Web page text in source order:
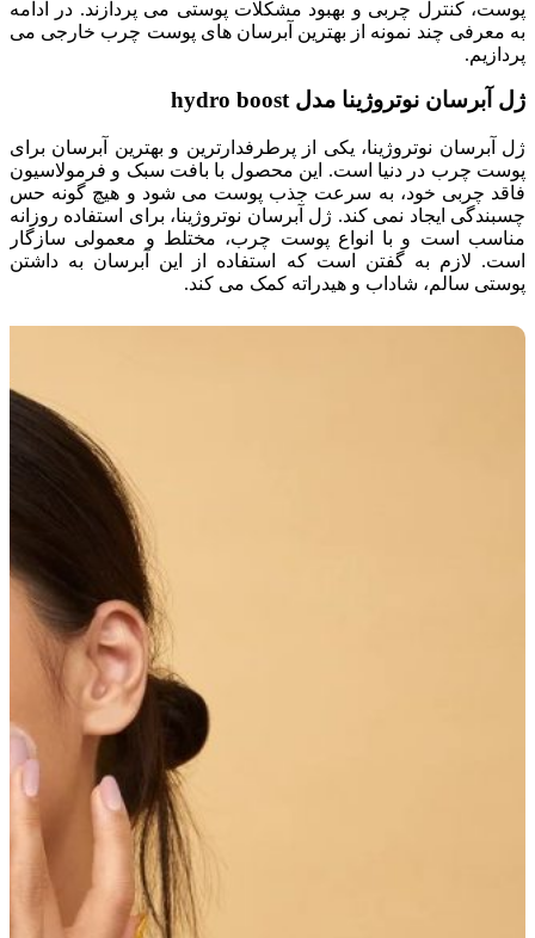
پوست، کنترل چربی و بهبود مشکلات پوستی می پردازند. در ادامه
به معرفی چند نمونه از بهترین آبرسان های پوست چرب خارجی می
پردازیم.
ژل آبرسان نوتروژینا مدل hydro boost
ژل آبرسان نوتروژینا، یکی از پرطرفدارترین و بهترین آبرسان برای
پوست چرب در دنیا است. این محصول با بافت سبک و فرمولاسیون
فاقد چربی خود، به سرعت جذب پوست می شود و هیچ گونه حس
چسبندگی ایجاد نمی کند. ژل آبرسان نوتروژینا، برای استفاده روزانه
مناسب است و با انواع پوست چرب، مختلط و معمولی سازگار
است. لازم به گفتن است که استفاده از این آبرسان به داشتن
پوستی سالم، شاداب و هیدراته کمک می کند.